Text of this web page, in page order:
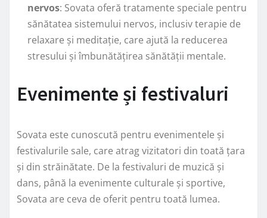
nervos: Sovata oferă tratamente speciale pentru
sănătatea sistemului nervos, inclusiv terapie de
relaxare și meditație, care ajută la reducerea
stresului și îmbunătățirea sănătății mentale.
Evenimente și festivaluri
Sovata este cunoscută pentru evenimentele și
festivalurile sale, care atrag vizitatori din toată țara
și din străinătate. De la festivaluri de muzică și
dans, până la evenimente culturale și sportive,
Sovata are ceva de oferit pentru toată lumea.